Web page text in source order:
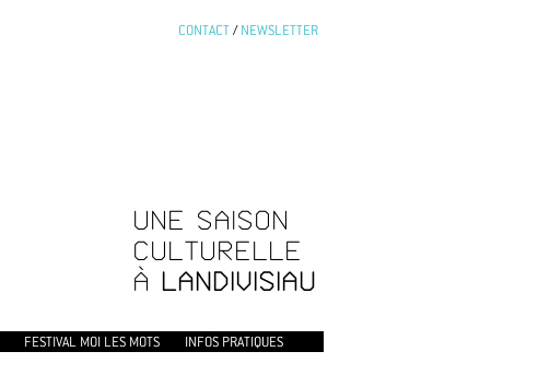
CONTACT / NEWSLETTER
UNE SAISON
CULTURELLE
À LANDIVISIAU
FESTIVAL MOI LES MOTS INFOS PRATIQUES